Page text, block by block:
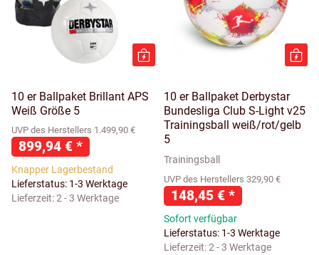
10 er Ballpaket Brillant APS
Weiß Größe 5
UVP des Herstellers 1.499,90 €
899,94 € *
Knapper Lagerbestand
Lieferstatus: 1-3 Werktage
Lieferzeit:2 - 3 Werktage
10 er Ballpaket Derbystar
Bundesliga Club S-Light v25
Trainingsball weiß/rot/gelb
5
Trainingsball
UVP des Herstellers 329,90 €
148,45 € *
Sofort verfügbar
Lieferstatus: 1-3 Werktage
Lieferzeit:2 - 3 Werktage